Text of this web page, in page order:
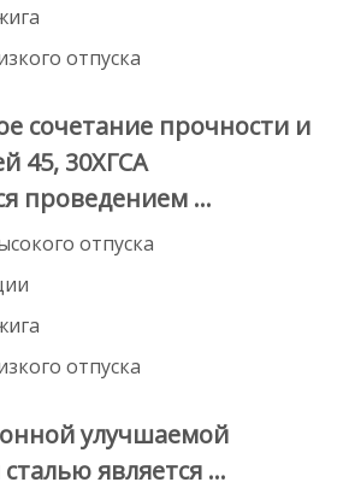
отпуска
сочетание прочности и
45, 30ХГСА
проведением …
отпуска
отпуска
улучшаемой
является …